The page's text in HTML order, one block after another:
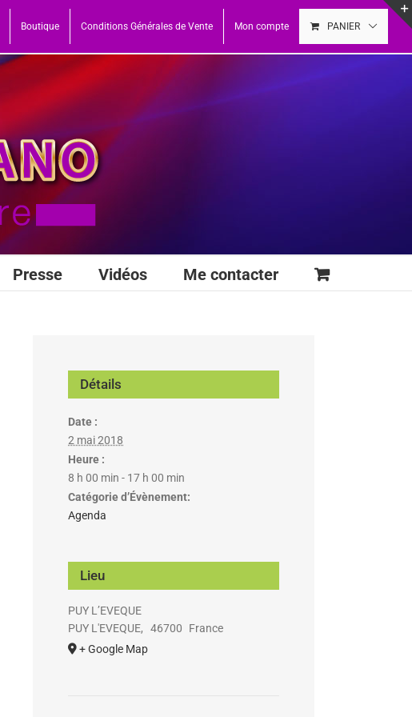
Boutique Conditions Générales de Vente Mon compte PANIER
Presse Vidéos Me contacter
Détails
Date :
2 mai 2018
Heure :
8 h 00 min - 17 h 00 min
Catégorie d’Évènement:
Agenda
Lieu
PUY L’EVEQUE
PUY L'EVEQUE, 46700
France
+ Google Map